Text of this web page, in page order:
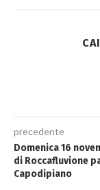
precedente
Domenica 16
di Roccafluvione
Capodipiano